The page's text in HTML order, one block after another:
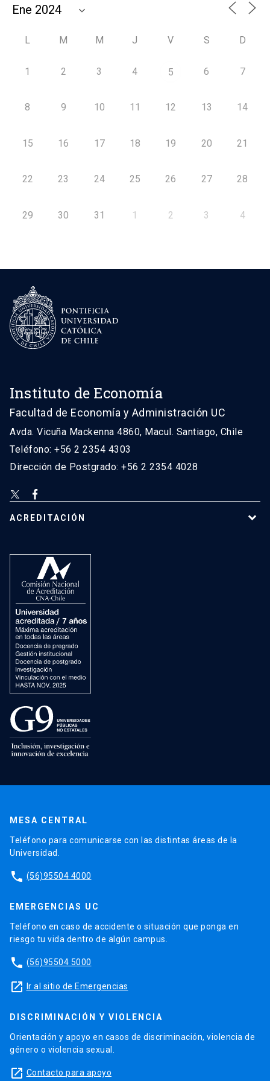
L M M J V S D
1 2 3 4 5 6 7
8 9 10 11 12 13 14
15 16 17 18 19 20 21
22 23 24 25 26 27 28
29 30 31 1 2 3 4
Instituto de Economía
Facultad de Economía y Administración UC
Avda. Vicuña Mackenna 4860, Macul. Santiago, Chile
Teléfono: +56 2 2354 4303
Dirección de Postgrado: +56 2 2354 4028
ACREDITACIÓN
MESA CENTRAL
Teléfono para comunicarse con las distintas áreas de la
Universidad.
phone (56)95504 4000
EMERGENCIAS UC
Teléfono en caso de accidente o situación que ponga en
riesgo tu vida dentro de algún campus.
phone (56)95504 5000
launch Ir al sitio de Emergencias
DISCRIMINACIÓN Y VIOLENCIA
Orientación y apoyo en casos de discriminación, violencia de
género o violencia sexual.
launch Contacto para apoyo